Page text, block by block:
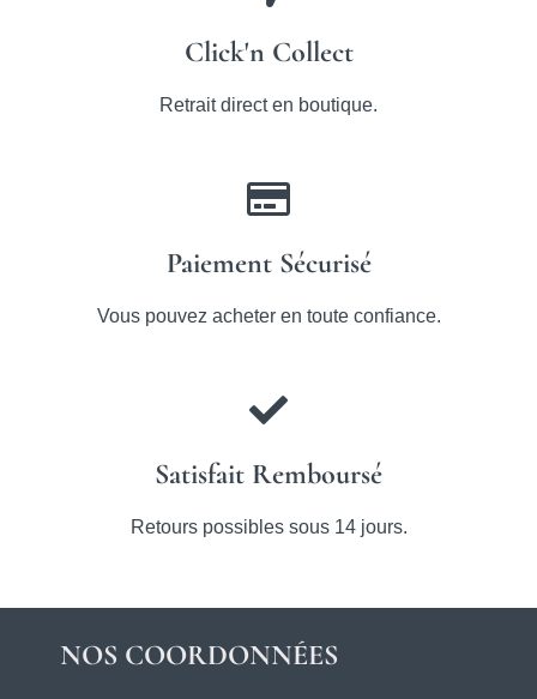
Click'n Collect
Retrait direct en boutique.
Paiement Sécurisé
Vous pouvez acheter en toute confiance.
Satisfait Remboursé
Retours possibles sous 14 jours.
NOS COORDONNÉES